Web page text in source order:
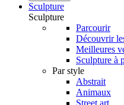
Sculpture
Sculpture
Parcourir
Découvrir
Meilleures
Sculpture à
Par style
Abstrait
Animaux
Street art